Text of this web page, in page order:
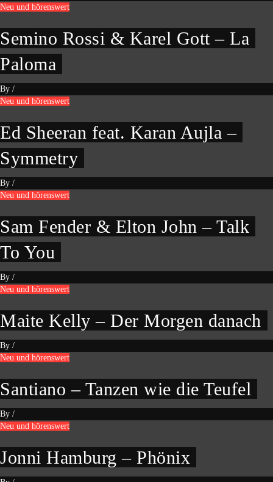
Neu und hörenswert
Semino Rossi & Karel Gott – La
Paloma
By /
Neu und hörenswert
Ed Sheeran feat. Karan Aujla –
Symmetry
By /
Neu und hörenswert
Sam Fender & Elton John – Talk
To You
By /
Neu und hörenswert
Maite Kelly – Der Morgen danach
By /
Neu und hörenswert
Santiano – Tanzen wie die Teufel
By /
Neu und hörenswert
Jonni Hamburg – Phönix